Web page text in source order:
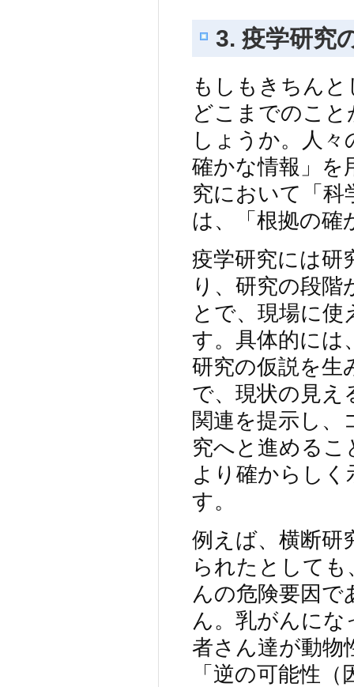
3. 疫学研究
もしもきちん
どこまでのこ
しょうか。人
確かな情報」を
究において「科
は、「根拠の確
疫学研究には研
り、研究の段
とで、現場に
す。具体的には
研究の仮説を生
で、現状の見え
関連を提示し、
究へと進めるこ
より確からし
す。
例えば、横断研
られたとして
んの危険要因
ん。乳がんに
者さん達が動物
「逆の可能性